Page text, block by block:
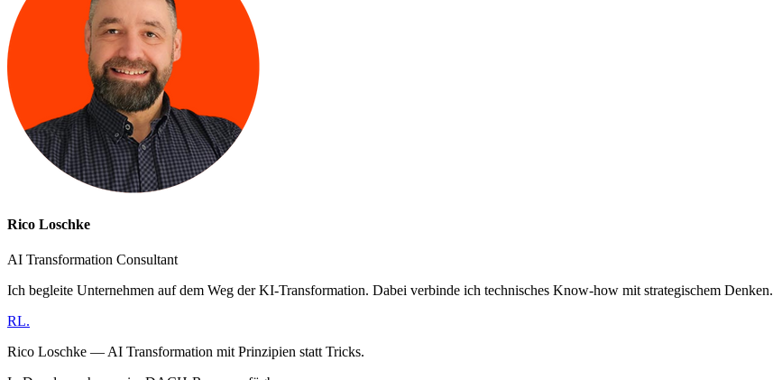
Rico Loschke
AI Transformation Consultant
Ich begleite Unternehmen auf dem Weg der KI-Transformation. Dabei verbinde ich technisches Know-how mit strategischem Denken.
RL.
Rico Loschke — AI Transformation mit Prinzipien statt Tricks.